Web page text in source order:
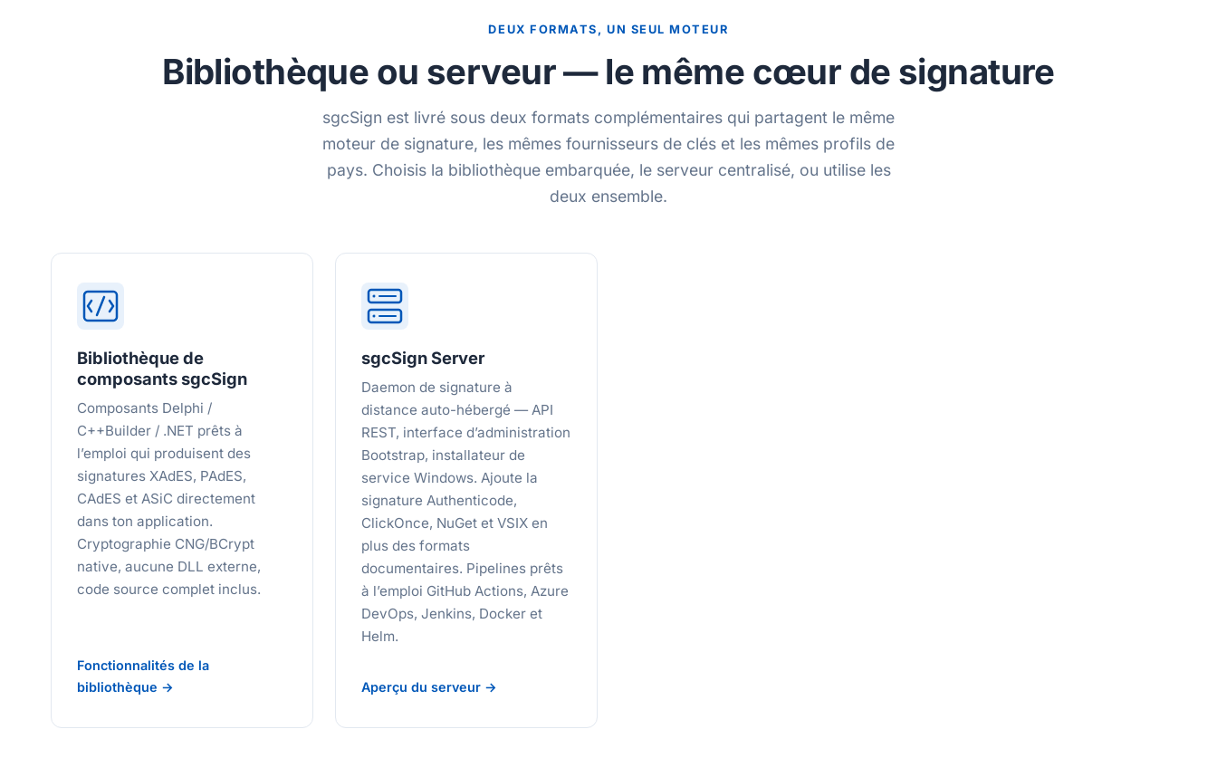
DEUX FORMATS, UN SEUL MOTEUR
Bibliothèque ou serveur — le même cœur de signature
sgcSign est livré sous deux formats complémentaires qui partagent le même
moteur de signature, les mêmes fournisseurs de clés et les mêmes profils de
pays. Choisis la bibliothèque embarquée, le serveur centralisé, ou utilise les
deux ensemble.
Bibliothèque de
composants sgcSign
Composants Delphi /
C++Builder / .NET prêts à
l’emploi qui produisent des
signatures XAdES, PAdES,
CAdES et ASiC directement
dans ton application.
Cryptographie CNG/BCrypt
native, aucune DLL externe,
code source complet inclus.
Fonctionnalités de la
bibliothèque →
sgcSign Server
Daemon de signature à
distance auto-hébergé — API
REST, interface d’administration
Bootstrap, installateur de
service Windows. Ajoute la
signature Authenticode,
ClickOnce, NuGet et VSIX en
plus des formats
documentaires. Pipelines prêts
à l’emploi GitHub Actions, Azure
DevOps, Jenkins, Docker et
Helm.
Aperçu du serveur →